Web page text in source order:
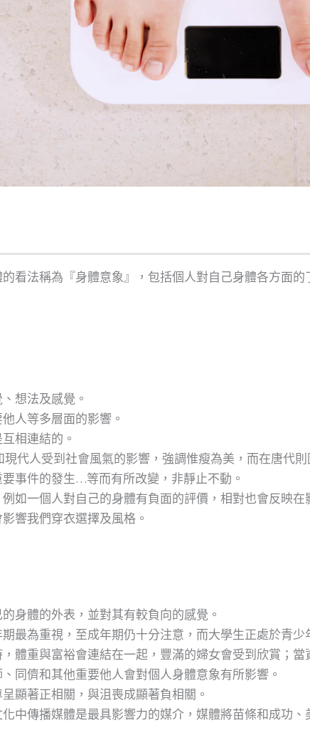
看法稱為『身體意象』，包括個人對自己身體各方面
想法及感覺。
人等多層面的影響。
相連結的。
代人受到社會風氣的影響，強調惟瘦為美，而在唐代
事件的發生…等而有所改變，非靜止不動。
如一個人對自己的身體有負面的評價，相對也會反映在
響我們穿衣選擇及風格。
身體的外表，並對其有較負向的感覺。
最為重視，至成年期仍十分注意，而大學生正處於青少
體重與富裕會連結在一起，豐滿的婦女會受到欣賞；
同儕和其他重要他人會對個人身體意象有所影響。
顯著正相關，與沮喪成顯著負相關。
中傳播媒體是最具影響力的媒介，媒體將苗條和成功